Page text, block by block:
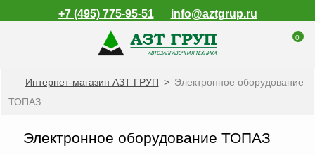
+7 (495) 775-95-51 info@aztgrup.ru
0
КАТАЛОГ ПРОДУКЦИИ
Топливораздаточные
Газораздаточные
Интернет-магазин АЗТ ГРУП > Электронное оборудование
ТОПАЗ
Электронное оборудование ТОПАЗ